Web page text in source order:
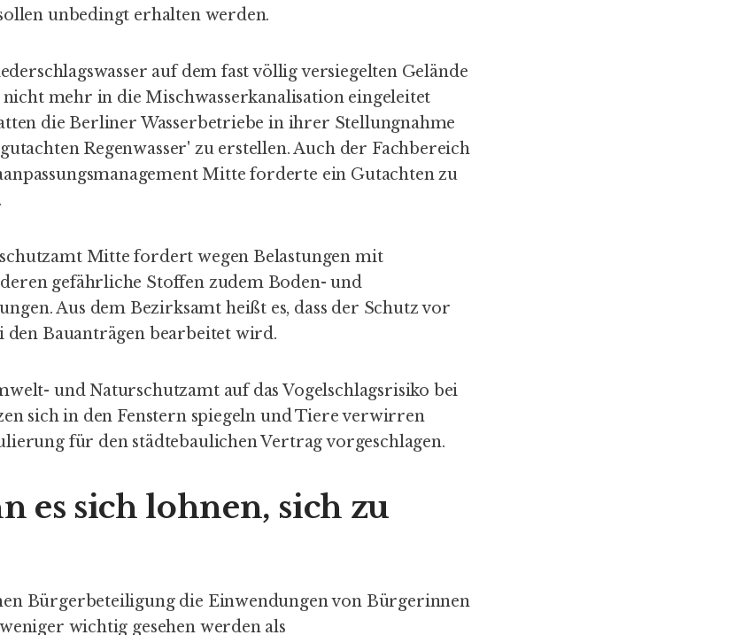
unbedingt erhalten werden.
auf dem fast völlig versiegelten Gelände
mehr in die Mischwasserkanalisation eingeleitet
die Berliner Wasserbetriebe in ihrer Stellungnahme
Regenwasser' zu erstellen. Auch der Fachbereich
Mitte forderte ein Gutachten zu
Mitte fordert wegen Belastungen mit
gefährliche Stoffen zudem Boden- und
Aus dem Bezirksamt heißt es, dass der Schutz vor
den Bauanträgen bearbeitet wird.
und Naturschutzamt auf das Vogelschlagsrisiko bei
sich in den Fenstern spiegeln und Tiere verwirren
für den städtebaulichen Vertrag vorgeschlagen.
es sich lohnen, sich zu
Bürgerbeteiligung die Einwendungen von Bürgerinnen
wichtig gesehen werden als